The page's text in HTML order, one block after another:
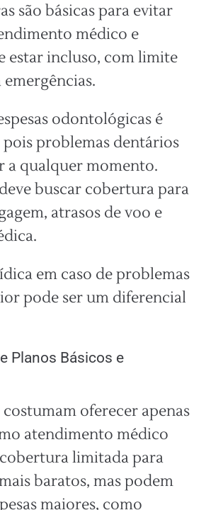
são básicas para evitar
médico e
estar incluso, com limite
odontológicas é
problemas dentários
a qualquer momento.
buscar cobertura para
atrasos de voo e
em caso de problemas
pode ser um diferencial
Planos Básicos e
costumam oferecer apenas
atendimento médico
limitada para
baratos, mas podem
maiores, como